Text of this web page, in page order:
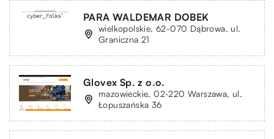
PARA WALDEMAR DOBEK
wielkopolskie, 62-070 Dąbrowa, ul.
Graniczna 21
Glovex Sp. z o.o.
mazowieckie, 02-220 Warszawa, ul.
Łopuszańska 36